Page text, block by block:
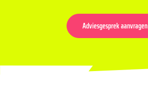
Adviesgesprek aanvragen